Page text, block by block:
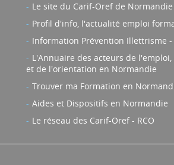
Le site du Carif-Oref de Normandie
Profil d'info, l'actualité emploi
Information Prévention Illettrisme -
L'Annuaire des acteurs de
et de l'orientation en Normandie
Trouver ma Formation en
Aides et Dispositifs en Normandie
Le réseau des Carif-Oref - RCO